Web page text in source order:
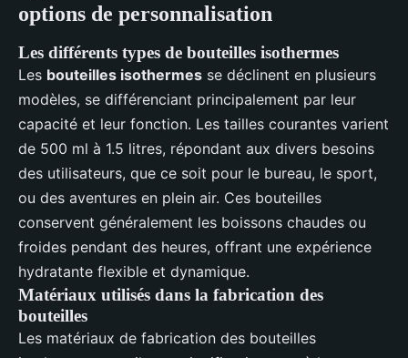
options de personnalisation
Les différents types de bouteilles isothermes
Les bouteilles isothermes se déclinent en plusieurs
modèles, se différenciant principalement par leur
capacité et leur fonction. Les tailles courantes varient
de 500 ml à 1.5 litres, répondant aux divers besoins
des utilisateurs, que ce soit pour le bureau, le sport,
ou des aventures en plein air. Ces bouteilles
conservent généralement les boissons chaudes ou
froides pendant des heures, offrant une expérience
hydratante flexible et dynamique.
Matériaux utilisés dans la fabrication des
bouteilles
Les matériaux de fabrication des bouteilles